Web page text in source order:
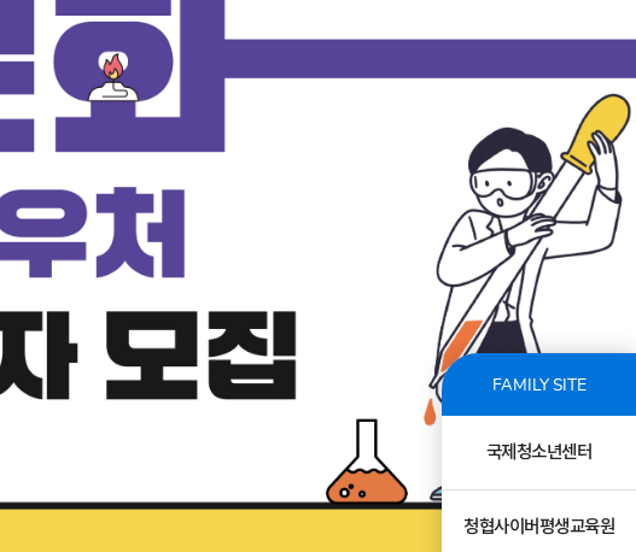
FAMILY SITE
국제청소년센터
청협사이버평생교육원